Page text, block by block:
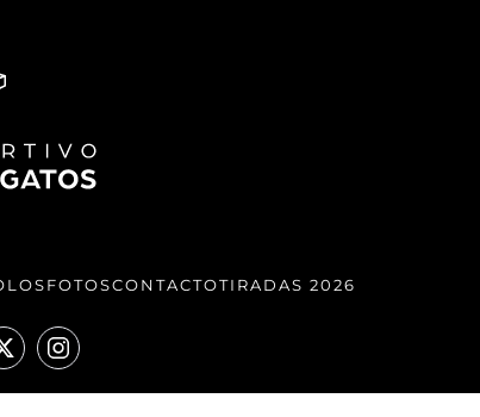
FOTOSCONTACTOTIRADAS 2026